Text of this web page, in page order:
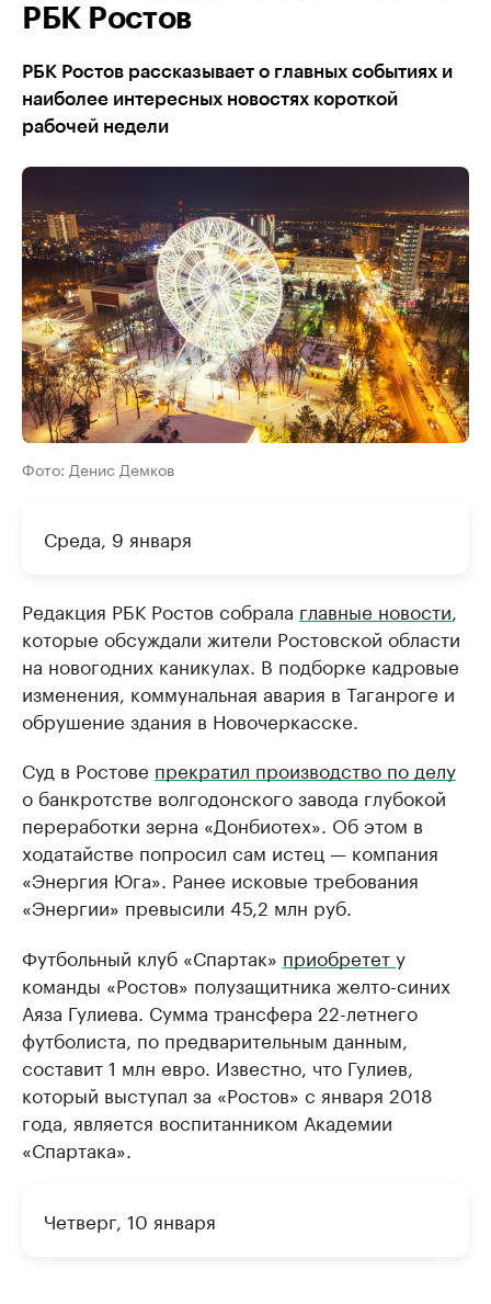
РБК Ростов
РБК Ростов рассказывает о главных событиях и
наиболее интересных новостях короткой
рабочей недели
Фото: Денис Демков
Среда, 9 января
Редакция РБК Ростов собрала главные новости,
которые обсуждали жители Ростовской области
на новогодних каникулах. В подборке кадровые
изменения, коммунальная авария в Таганроге и
обрушение здания в Новочеркасске.
Суд в Ростове прекратил производство по делу
о банкротстве волгодонского завода глубокой
переработки зерна «Донбиотех». Об этом в
ходатайстве попросил сам истец — компания
«Энергия Юга». Ранее исковые требования
«Энергии» превысили 45,2 млн руб.
Футбольный клуб «Спартак» приобретету
команды «Ростов» полузащитника желто-синих
Аяза Гулиева. Сумма трансфера 22-летнего
футболиста, по предварительным данным,
составит 1 млн евро. Известно, что Гулиев,
который выступал за «Ростов» с января 2018
года, является воспитанником Академии
«Спартака».
Четверг, 10 января